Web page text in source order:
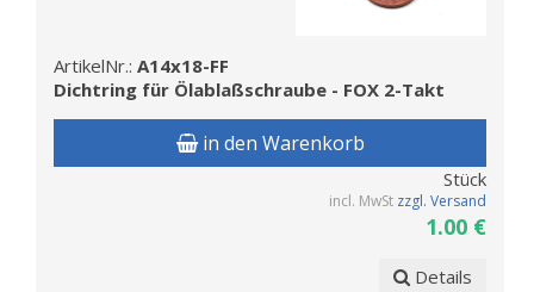
ArtikelNr.: A14x18-FF
Dichtring für Ölablaßschraube - FOX 2-Takt
in den Warenkorb
Stück
incl. MwSt zzgl. Versand
1.00 €
Details